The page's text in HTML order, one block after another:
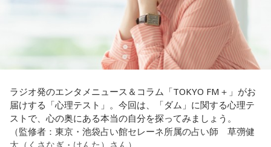
番組名：JA全農 COUNTDOWN JAPAN
放送エリア：TOKYO FMをはじめとする、JFN全国38局ネッ
パーソナリティ：遠山大輔（グランジ）、潮紗理菜
番組Webサイト：https://www.tfm.co.jp/countdownjapan/
番組公式X：@JA_CDJ
自分の体力、コンディション。「元気」の「気」は中がお米
（氣）だから、しっかり食べて、元気をつけていってくださ
い。それも、仕事のうちです。
●江原啓之 今夜の格言
「フィジカルはスピリチュアルの基本です」
く寝る。で、やっぱり看護師さんって不規則でしょう？ 夜勤
とかね。いろいろとシフトがあるから、身体のコンディショ
ンを持っていくのがとっても大変だと思うの。
これ、ばかにならなくて、私、いつもフィジカルとスピリチ
と言っているんです。昔から「健全な身体に健全な精神宿
る」って言いますでしょう？
それは、例えばご病気の方とかはダメだとか、そういう風に
差別しているわけではなくてね。私達、コンディションが良
ラジオ発のエンタメニュース＆コラム「TOKYO FM＋」がお
届けする「心理テスト」。今回は、「ダム」に関する心理テ
ストで、心の奥にある本当の自分を探ってみましょう。
（監修者：東京・池袋占い館セレーネ所属の占い師 草彅健